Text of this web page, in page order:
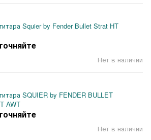
Squier by Fender Bullet Strat HT
Нет в наличии
SQUIER by FENDER BULLET
AWT
Нет в наличии